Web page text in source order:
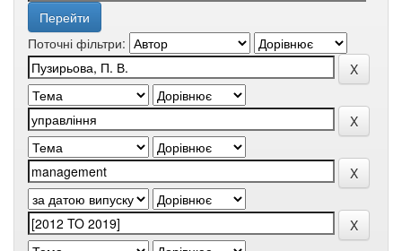
Поточні фільтри: